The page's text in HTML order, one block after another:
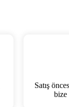
Satış
bize